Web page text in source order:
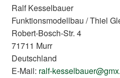
Ralf Kesselbauer
Funktionsmodellbau / Thiel
Robert-Bosch-Str. 4
71711 Murr
Deutschland
E-Mail: ralf-